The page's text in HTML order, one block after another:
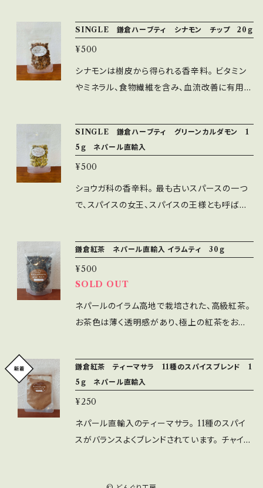
ラックペッパー、メース、ホワイトペッパー、ブラッ
クカルダモン 賞味期限 ６か月以上のものをお
届けします 保存方法：直射日光・高温多湿を避
けれ冷暗所で保存してください。 使用上の注
濃厚に抽出できるので、ミルクティー、スパイス
を入れてチャイなどでお楽しみください。 もちろ
んそのままでもお楽しみいただけます。 内容量：
55ｇ 賞味期限 ６か月以上のものをお届けし
SINGLE 鎌倉ハーブティ シナモン チップ 20ｇ
¥500
シナモンは樹皮から得られる香辛料。 ビタミン
やミネラル、食物繊維を含み、血流改善に有用性
易いチップ状です。 原産国：ベトナム 内容量：20
ｇ 賞味期限 ６か月以上のものをお届けします
保存方法：直射日光・高温多湿を避け冷暗所で
保存してください。 使用上の注意：開封後はお
早めにお召し上がりください。 ※本品の製造ラ
ぐり工房 神奈川県鎌倉市稲村ケ崎5-10-21
☎0467-32-9832
SINGLE 鎌倉ハーブティ グリーンカルダモン 1
5ｇ ネパール直輸入
¥500
ショウガ科の香辛料。 最も古いスパースの一つ
で、スパイスの女王、スパイスの王様とも呼ばれ
ールを含み殺菌作用も。リラックス効果をお楽し
みください。 原産国：ネパール 内容量：15ｇ 賞
味期限：６か月以上のものをお届けします 保存
方法：直射日光・高温多湿を避けれ冷暗所で保
存してください。 使用上の注意：開封後はお早
鎌倉紅茶 ネパール直輸入 イラムティ 30ｇ
¥500
SOLD OUT
ネパールのイラム高地で栽培された、高級紅茶。
お茶色は薄く透明感があり、極上の紅茶をお楽
方法：直射日光・高温多湿を避けれ冷暗所で保
存してください。 使用上の注意：開封後はお早
めにお召し上がりください。 ※本品の製造ライン
では、アレルゲンとなるオレンジやキク科の製品
も製造しております。 製造者：株式会社どんぐり
鎌倉紅茶 ティーマサラ 11種のスパイスブレンド 1
5ｇ ネパール直輸入
¥250
ネパール直輸入のティーマサラ。 11種のスパイ
スがバランスよくブレンドされています。 チャイに